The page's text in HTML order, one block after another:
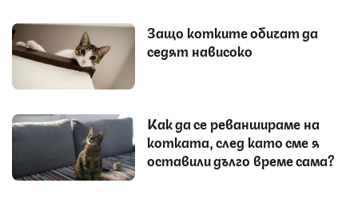
Защо котките обичат да
седят нависоко
Как да се реваншираме на
котката, след като сме я
оставили дълго време сама?